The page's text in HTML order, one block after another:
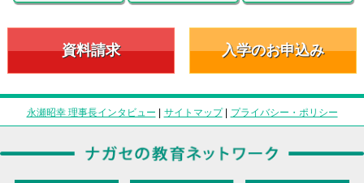
資料請求 入学のお申込み
永瀬昭幸 理事長インタビュー | サイトマップ| プライバシー・ポリシー